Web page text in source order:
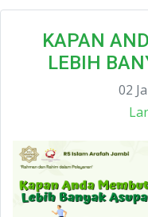
KAPAN
LEBIH
02